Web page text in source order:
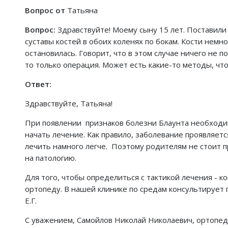
Вопрос от Татьяна
Вопрос: Здравствуйте! Моему сыну 15 лет.
суставы костей в обоих коленях по бокам. Кости
остановилась. Говорит, что в этом случае ничего
то только операция. Может есть какие-то методы,
Ответ:
Здравствуйте, Татьяна!
При появлении признаков болезни Блаунта
начать лечение. Как правило, заболевание
лечить намного легче. Поэтому родителям не стоит
на патологию.
Для того, чтобы определиться с тактикой лечения -
ортопеду. В нашей клинике по средам
Е.Г.
С уважением, Самойлов Николай Николаевич,